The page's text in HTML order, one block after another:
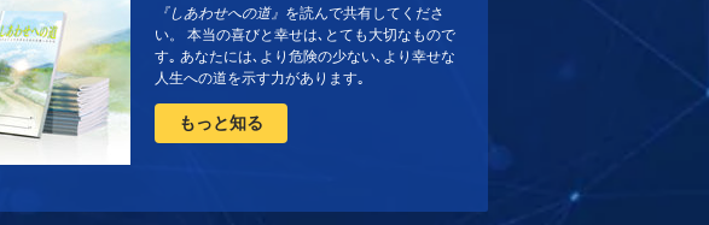
『しあわせへの道』 を読んで共有してくださ
い。 本当の喜びと幸せは､とても大切なもので
す｡ あなたには､より危険の少ない､より幸せな
人生への道を示す力があります｡
もっと知る